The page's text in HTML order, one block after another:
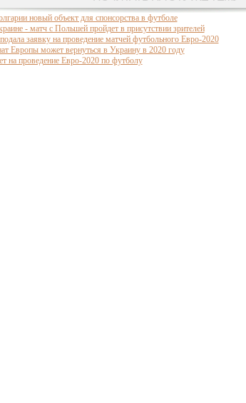
новый объект для спонсорства в футболе
- матч с Польшей пройдет в присутствии зрителей
заявку на проведение матчей футбольного Евро-2020
Европы может вернуться в Украину в 2020 году
на проведение Евро-2020 по футболу